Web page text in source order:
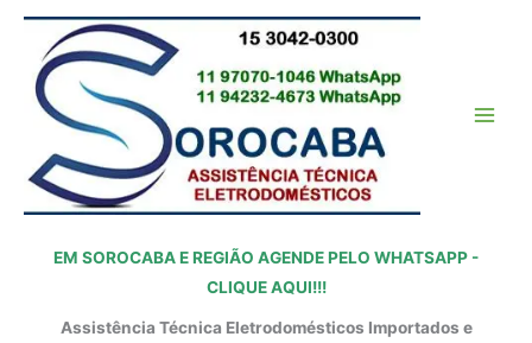
conteúdo
EM SOROCABA E REGIÃO AGENDE PELO WHATSAPP -
CLIQUE AQUI!!!
Assistência Técnica Eletrodomésticos Importados e